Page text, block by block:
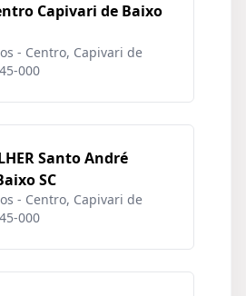
Capivari de Baixo
- Centro, Capivari de
000
Santo André
SC
- Centro, Capivari de
000